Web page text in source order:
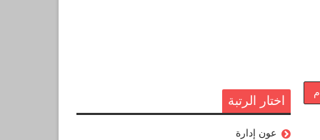
اختار الرتبة
عون إدارة